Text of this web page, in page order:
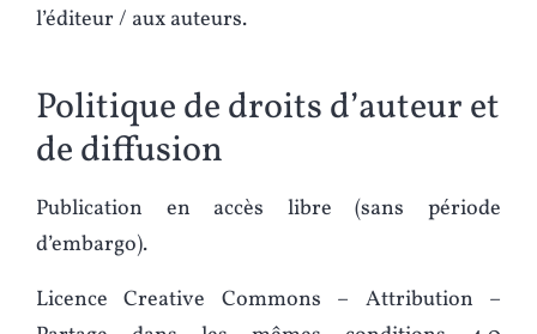
l’éditeur / aux auteurs.
Politique de droits d’auteur et
de diffusion
Publication en accès libre (sans période
d’embargo).
Licence Creative Commons – Attribution –